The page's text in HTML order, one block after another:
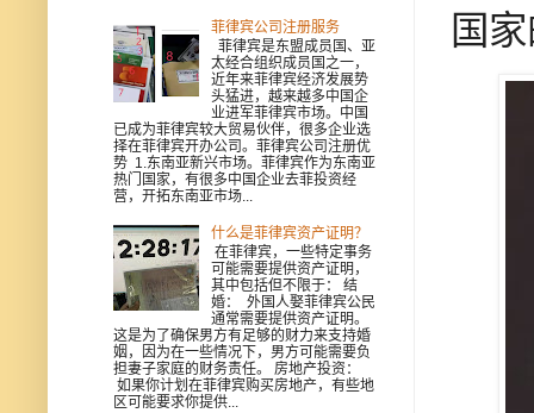
国
菲律宾公司注册服务
菲律宾是东盟成员国、亚
太经合组织成员国之一，
近年来菲律宾经济发展势
头猛进，越来越多中国企
业进军菲律宾市场。中国
已成为菲律宾较大贸易伙伴，很多企业选
择在菲律宾开办公司。菲律宾公司注册优
势 1.东南亚新兴市场。菲律宾作为东南亚
热门国家，有很多中国企业去菲投资经
营，开拓东南亚市场...
什么是菲律宾资产证明？
在菲律宾，一些特定事务
可能需要提供资产证明，
其中包括但不限于： 结
婚： 外国人娶菲律宾公民
通常需要提供资产证明。
这是为了确保男方有足够的财力来支持婚
姻，因为在一些情况下，男方可能需要负
担妻子家庭的财务责任。 房地产投资：
如果你计划在菲律宾购买房地产，有些地
区可能要求你提供...